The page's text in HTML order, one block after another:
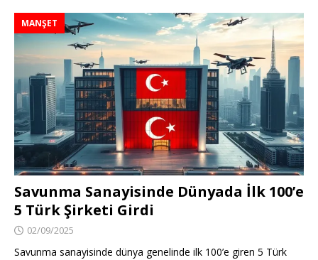
MANŞET
Savunma Sanayisinde Dünyada İlk 100’e
5 Türk Şirketi Girdi
02/09/2025
Savunma sanayisinde dünya genelinde ilk 100’e giren 5 Türk